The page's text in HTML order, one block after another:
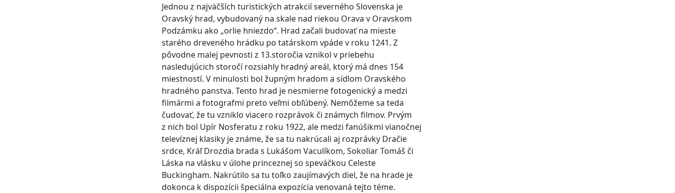
Jednou z najväčších turistických atrakcií severného Slovenska je
Oravský hrad, vybudovaný na skale nad riekou Orava v Oravskom
Podzámku ako „orlie hniezdo“. Hrad začali budovať na mieste
starého dreveného hrádku po tatárskom vpáde v roku 1241. Z
pôvodne malej pevnosti z 13.storočia vznikol v priebehu
nasledujúcich storočí rozsiahly hradný areál, ktorý má dnes 154
miestností. V minulosti bol župným hradom a sídlom Oravského
hradného panstva. Tento hrad je nesmierne fotogenický a medzi
filmármi a fotografmi preto veľmi obľúbený. Nemôžeme sa teda
čudovať, že tu vzniklo viacero rozprávok či známych filmov. Prvým
z nich bol Upír Nosferatu z roku 1922, ale medzi fanúšikmi vianočnej
televíznej klasiky je známe, že sa tu nakrúcali aj rozprávky Dračie
srdce, Kráľ Drozdia brada s Lukášom Vaculíkom, Sokoliar Tomáš či
Láska na vlásku v úlohe princeznej so speváčkou Celeste
Buckingham. Nakrútilo sa tu toľko zaujímavých diel, že na hrade je
dokonca k dispozícii špeciálna expozícia venovaná tejto téme.